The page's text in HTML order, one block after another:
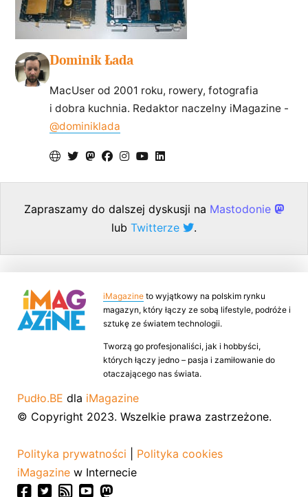
Dominik Łada
MacUser od 2001 roku, rowery, fotografia
i dobra kuchnia. Redaktor naczelny iMagazine -
@dominiklada
Zapraszamy do dalszej dyskusji na Mastodonie
lub Twitterze .
iMagazine to wyjątkowy na polskim rynku
magazyn, który łączy ze sobą lifestyle, podróże i
sztukę ze światem technologii.
Tworzą go profesjonaliści, jak i hobbyści,
których łączy jedno – pasja i zamiłowanie do
otaczającego nas świata.
Pudło.BE dla iMagazine
© Copyright 2023. Wszelkie prawa zastrzeżone.
Polityka prywatności
Polityka cookies
iMagazine w Internecie